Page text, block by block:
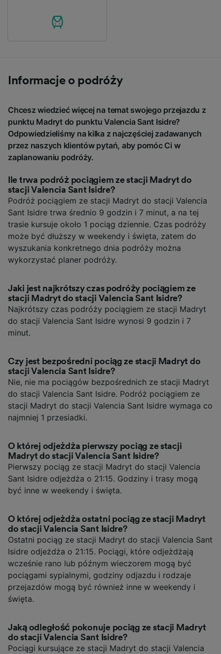
Informacje o podróży
Chcesz wiedzieć więcej na temat swojego przejazdu z
punktu Madryt do punktu Valencia Sant Isidre?
Odpowiedzieliśmy na kilka z najczęściej zadawanych
przez naszych klientów pytań, aby pomóc Ci w
zaplanowaniu podróży.
Ile trwa podróż pociągiem ze stacji Madryt do
stacji Valencia Sant Isidre?
Podróż pociągiem ze stacji Madryt do stacji Valencia
Sant Isidre trwa średnio 9 godzin i 7 minut, a na tej
trasie kursuje około 1 pociąg dziennie. Czas podróży
może być dłuższy w weekendy i święta, zatem do
wyszukania konkretnego dnia podróży można
wykorzystać planer podróży.
Jaki jest najkrótszy czas podróży pociągiem ze
stacji Madryt do stacji Valencia Sant Isidre?
Najkrótszy czas podróży pociągiem ze stacji Madryt
do stacji Valencia Sant Isidre wynosi 9 godzin i 7
minut.
Czy jest bezpośredni pociąg ze stacji Madryt do
stacji Valencia Sant Isidre?
Nie, nie ma pociągów bezpośrednich ze stacji Madryt
do stacji Valencia Sant Isidre. Podróż pociągiem ze
stacji Madryt do stacji Valencia Sant Isidre wymaga co
najmniej 1 przesiadki.
O której odjeżdża pierwszy pociąg ze stacji
Madryt do stacji Valencia Sant Isidre?
Pierwszy pociąg ze stacji Madryt do stacji Valencia
Sant Isidre odjeżdża o 21:15. Godziny i trasy mogą
być inne w weekendy i święta.
O której odjeżdża ostatni pociąg ze stacji Madryt
do stacji Valencia Sant Isidre?
Ostatni pociąg ze stacji Madryt do stacji Valencia Sant
Isidre odjeżdża o 21:15. Pociągi, które odjeżdżają
wcześnie rano lub późnym wieczorem mogą być
pociągami sypialnymi, godziny odjazdu i rodzaje
przejazdów mogą być również inne w weekendy i
święta.
Jaką odległość pokonuje pociąg ze stacji Madryt
do stacji Valencia Sant Isidre?
Pociągi kursujące ze stacji Madryt do stacji Valencia